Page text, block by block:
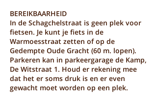
BEREIKBAARHEID
In de Schagchelstraat is geen plek voor
fietsen. Je kunt je fiets in de
Warmoesstraat zetten of op de
Gedempte Oude Gracht (60 m. lopen).
Parkeren kan in parkeergarage de Kamp,
De Witstraat 1. Houd er rekening mee
dat het er soms druk is en er even
gewacht moet worden op een plek.